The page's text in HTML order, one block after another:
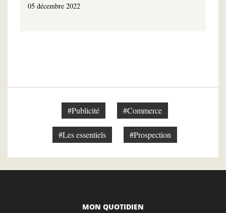
05 décembre 2022
#Publicité #Commerce
#Les essentiels #Prospection
MON QUOTIDIEN